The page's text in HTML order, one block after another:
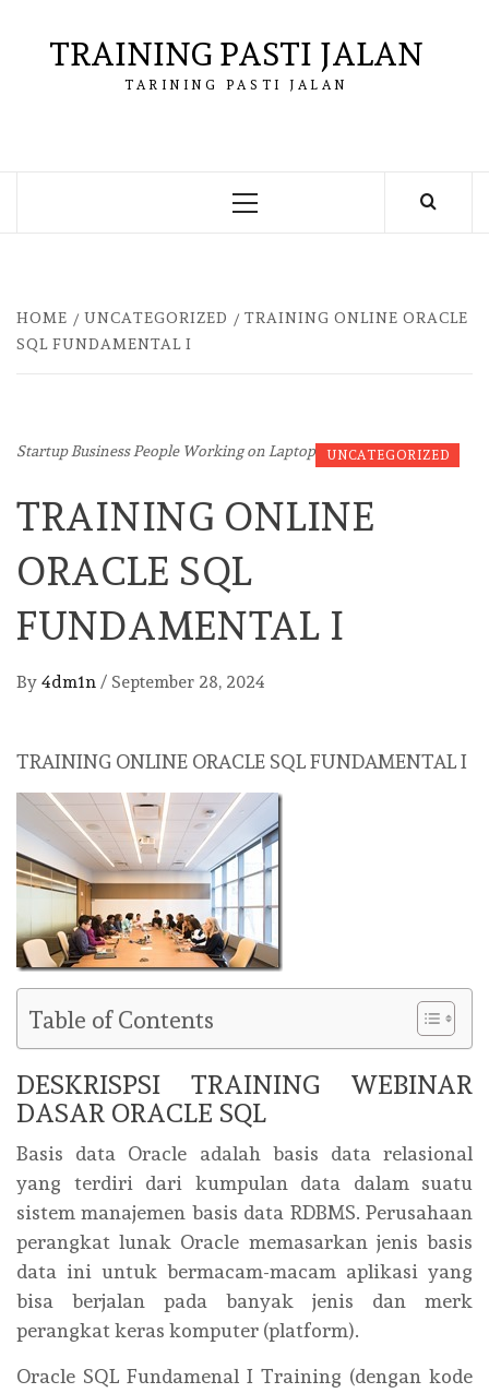
contentTRAINING PASTI JALAN
TARINING PASTI JALAN
Primary
HOME UNCATEGORIZED
TRAINING ONLINE ORACLE
SQL FUNDAMENTAL I
Startup Business People Working on Laptop UNCATEGORIZED
TRAINING ONLINE
ORACLE SQL
FUNDAMENTAL I
By 4dm1n / September 28, 2024
TRAINING ONLINE ORACLE SQL FUNDAMENTAL I
Table of Contents
DESKRISPSI TRAINING WEBINAR
DASAR ORACLE SQL
Basis data Oracle adalah basis data relasional
yang terdiri dari kumpulan data dalam suatu
sistem manajemen basis data RDBMS. Perusahaan
perangkat lunak Oracle memasarkan jenis basis
data ini untuk bermacam-macam aplikasi yang
bisa berjalan pada banyak jenis dan merk
perangkat keras komputer (platform).
Oracle SQL Fundamenal I Training (dengan kode